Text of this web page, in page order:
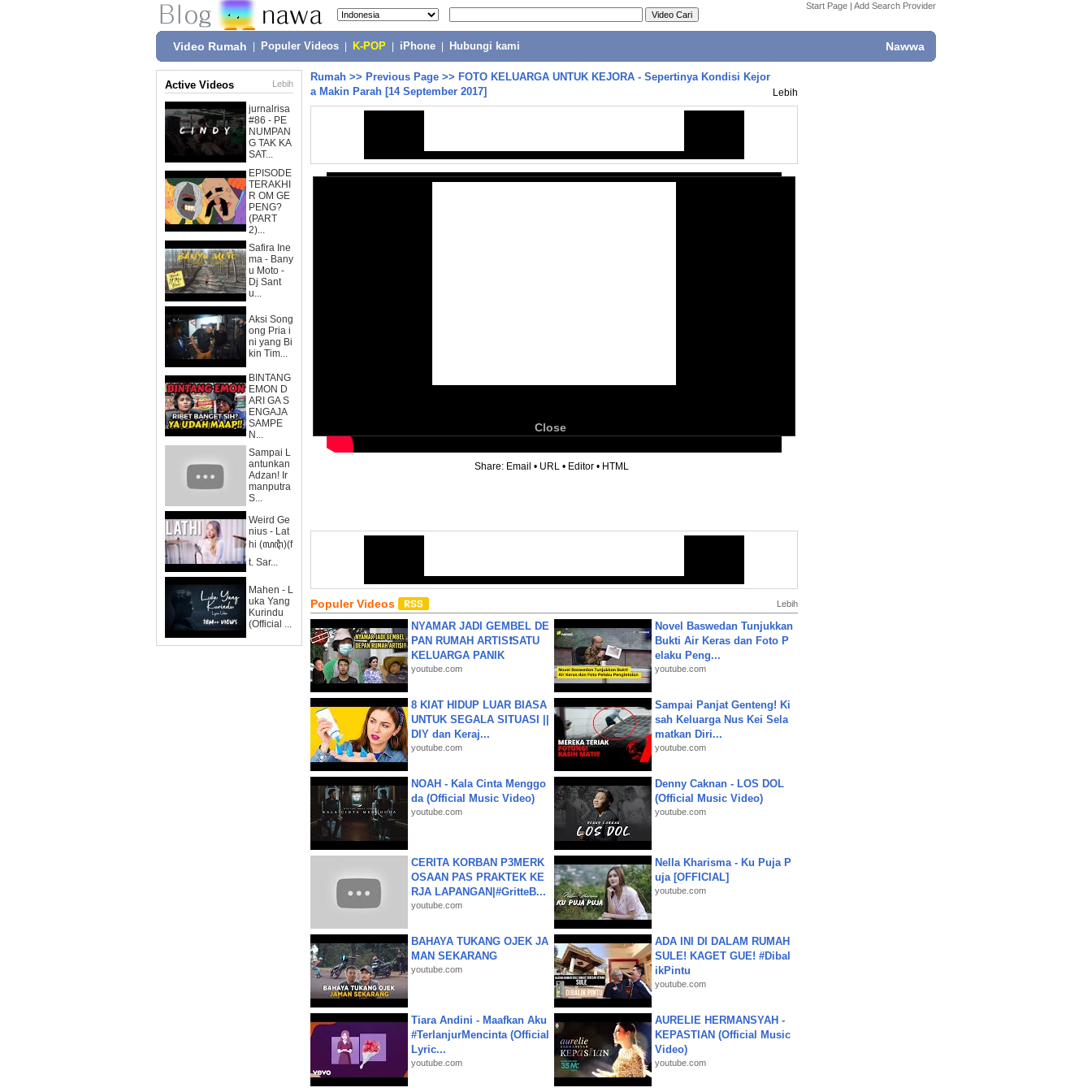
Start Page | Add Search Provider
Video Rumah Populer Videos K-POP iPhone Hubungi kami Nawwa
Active Videos Lebih
jurnalrisa
#86 - PE
NUMPAN
G TAK KA
SAT...
EPISODE
TERAKHI
R OM GE
PENG?
(PART
2)...
Safira Ine
ma - Bany
u Moto -
Dj Sant
u...
Aksi Song
ong Pria i
ni yang Bi
kin Tim...
BINTANG
EMON D
ARI GA S
ENGAJA
SAMPE
N...
Sampai L
antunkan
Adzan! Ir
manputra
S...
Weird Ge
nius - Lat
hi (ꦭꦛꦶ)(f
t. Sar...
Mahen - L
uka Yang
Kurindu
(Official ...
Rumah >> Previous Page >> FOTO KELUARGA UNTUK KEJORA - Sepertinya Kondisi Kejor
a Makin Parah [14 September 2017]
Lebih
Close
Share: Email • URL • Editor • HTML
Populer Videos Lebih
NYAMAR JADI GEMBEL DE
PAN RUMAH ARTIS❗SATU
KELUARGA PANIK
youtube.com
Novel Baswedan Tunjukkan
Bukti Air Keras dan Foto P
elaku Peng...
youtube.com
8 KIAT HIDUP LUAR BIASA
UNTUK SEGALA SITUASI ||
DIY dan Keraj...
youtube.com
Sampai Panjat Genteng! Ki
sah Keluarga Nus Kei Sela
matkan Diri...
youtube.com
NOAH - Kala Cinta Menggo
da (Official Music Video)
youtube.com
Denny Caknan - LOS DOL
(Official Music Video)
youtube.com
CERITA KORBAN P3MERK
OSAAN PAS PRAKTEK KE
RJA LAPANGAN|#GritteB...
youtube.com
Nella Kharisma - Ku Puja P
uja [OFFICIAL]
youtube.com
BAHAYA TUKANG OJEK JA
MAN SEKARANG
youtube.com
ADA INI DI DALAM RUMAH
SULE! KAGET GUE! #Dibal
ikPintu
youtube.com
Tiara Andini - Maafkan Aku
#TerlanjurMencinta (Official
Lyric...
youtube.com
AURELIE HERMANSYAH -
KEPASTIAN (Official Music
Video)
youtube.com